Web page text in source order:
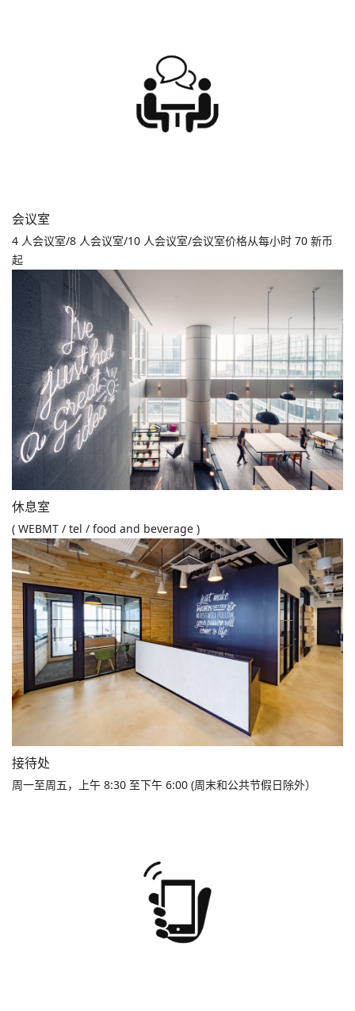
会议室
4 人会议室/8 人会议室/10 人会议室/会议室价格从每小时 70 新币
起
休息室
( WEBMT / tel / food and beverage )
接待处
周一至周五，上午 8:30 至下午 6:00 (周末和公共节假日除外）